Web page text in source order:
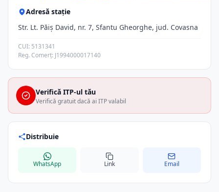
Adresă stație
Str. Lt. Păiș David, nr. 7, Sfantu Gheorghe, jud. Covasna
CUI: 5131341
Reg. Comerț: J1994000017140
Verifică ITP-ul tău
Verifică gratuit dacă ai ITP valabil
Distribuie
WhatsApp Link Email